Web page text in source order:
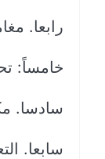
رابعا.
خامساً:
سادسا.
سابعا.